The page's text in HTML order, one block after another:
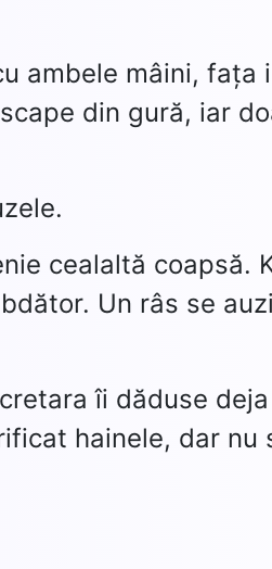
ambele mâini, fața
din gură, iar
cealaltă coapsă.
Un râs se
îi dăduse
hainele, dar nu